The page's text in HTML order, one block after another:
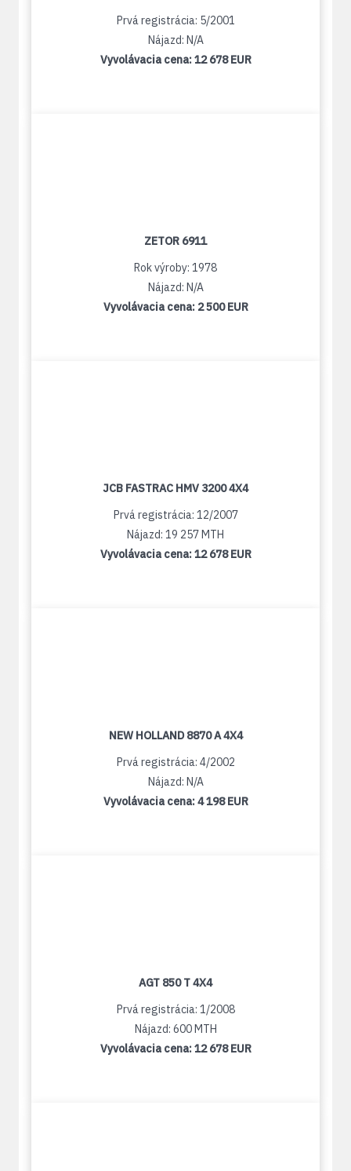
Prvá registrácia: 5/2001
Nájazd: N/A
Vyvolávacia cena:12 678 EUR
ZETOR 6911
Rok výroby: 1978
Nájazd: N/A
Vyvolávacia cena: 2 500 EUR
JCB FASTRAC HMV 3200 4X4
Prvá registrácia: 12/2007
Nájazd: 19 257 MTH
Vyvolávacia cena:12 678 EUR
NEW HOLLAND 8870 A 4X4
Prvá registrácia: 4/2002
Nájazd: N/A
Vyvolávacia cena:4 198 EUR
AGT 850 T 4X4
Prvá registrácia: 1/2008
Nájazd: 600 MTH
Vyvolávacia cena:12 678 EUR